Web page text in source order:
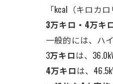
「kcal（キロカ
3万キロ・4万キ
一般的には、ハ
3万キロは、
4万キロは、